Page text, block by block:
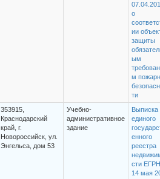
о
ии
защиты
ым
м
ти
353915,
Краснодарский
край, г.
Новороссийск, ул.
Энгельса, дом 53
Учебно-
административное
здание
Выписка
единого
енного
реестра
сти
14 мая